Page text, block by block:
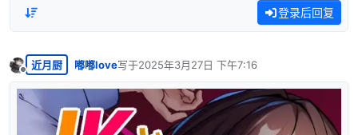
登录后回复
离线
近月厨 嘟嘟love写于2025年3月27日 下午7:16
最后由 编辑